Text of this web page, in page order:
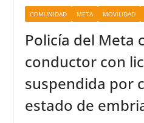
COMUNIDAD META MOVILIDAD
Policía del Meta
conductor con
suspendida por
estado de